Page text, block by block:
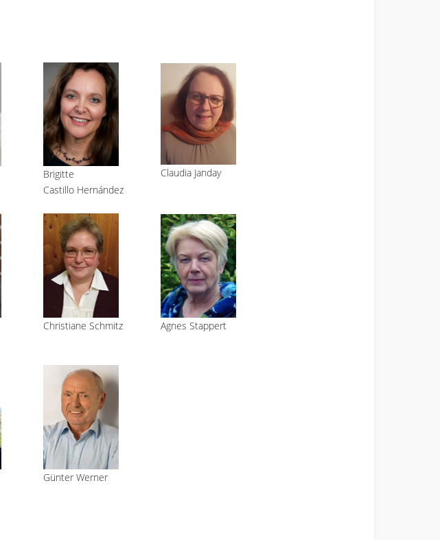
Brigitte
Castillo Hernández
Claudia Janday
Christiane Schmitz Agnes Stappert
Günter Werner